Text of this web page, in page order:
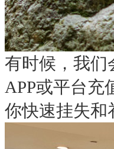
有时候，我们
APP或平台充
你快速挂失和